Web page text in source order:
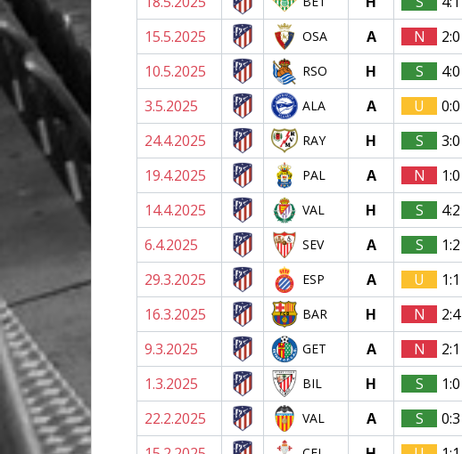
15.5.2025 OSA A N 2:0
10.5.2025 RSO H S 4:0
3.5.2025 ALA A U 0:0
24.4.2025 RAY H S 3:0
19.4.2025 PAL A N 1:0
14.4.2025 VAL H S 4:2
6.4.2025 SEV A S 1:2
29.3.2025 ESP A U 1:1
16.3.2025 BAR H N 2:4
9.3.2025 GET A N 2:1
1.3.2025 BIL H S 1:0
22.2.2025 VAL A S 0:3